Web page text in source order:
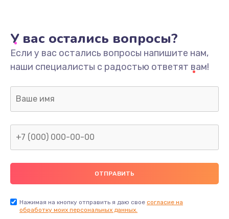
У вас остались вопросы?
Если у вас остались вопросы напишите нам,
наши специалисты с радостью ответят вам!
Нажимая на кнопку отправить я даю свое согласие на
обработку моих персональных данных.